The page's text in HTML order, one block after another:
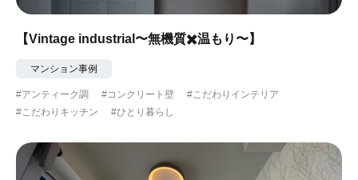
【Vintage industrial〜無機質✖️温もり〜】
マンション事例
#アンティーク調 #コンクリート壁
#こだわりインテリア
#こだわりキッチン
#ひとり暮らし